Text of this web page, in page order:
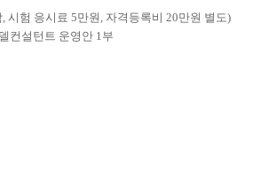
시험 응시료 5만원, 자격등록비 20만원 별도)
컨설턴트 운영안 1부